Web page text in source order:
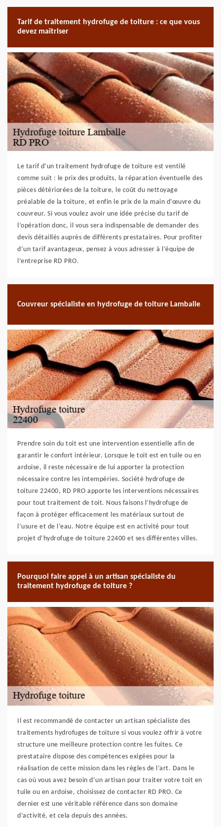
Tarif de traitement hydrofuge de toiture : ce que vous
devez maîtriser
Le tarif d’un traitement hydrofuge de toiture est ventilé
comme suit : le prix des produits, la réparation éventuelle des
pièces détériorées de la toiture, le coût du nettoyage
préalable de la toiture, et enfin le prix de la main d’œuvre du
couvreur. Si vous voulez avoir une idée précise du tarif de
l’opération donc, il vous sera indispensable de demander des
devis détaillés auprès de différents prestataires. Pour profiter
d’un tarif avantageux, pensez à vous adresser à l’équipe de
l’entreprise RD PRO.
Couvreur spécialiste en hydrofuge de toiture Lamballe
Prendre soin du toit est une intervention essentielle afin de
garantir le confort intérieur. Lorsque le toit est en tuile ou en
ardoise, il reste nécessaire de lui apporter la protection
nécessaire contre les intempéries. Société hydrofuge de
toiture 22400, RD PRO apporte les interventions nécessaires
pour tout traitement de toit. Nous faisons l’hydrofuge de
façon à protéger efficacement les matériaux surtout de
l’usure et de l’eau. Notre équipe est en activité pour tout
projet d’hydrofuge de toiture 22400 et ses différentes villes.
Pourquoi faire appel à un artisan spécialiste du
traitement hydrofuge de toiture ?
Il est recommandé de contacter un artisan spécialiste des
traitements hydrofuges de toiture si vous voulez offrir à votre
structure une meilleure protection contre les fuites. Ce
prestataire dispose des compétences exigées pour la
réalisation de cette mission dans les règles de l’art. Dans le
cas où vous avez besoin d’un artisan pour traiter votre toit en
tuile ou en ardoise, choisissez de contacter RD PRO. Ce
dernier est une véritable référence dans son domaine
d’activité, et cela depuis des années.